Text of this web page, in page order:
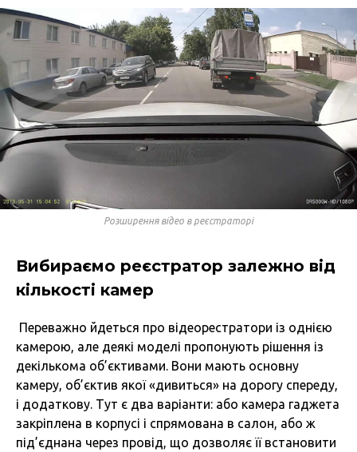
Розширення відео в реєстраторі
Вибираємо реєстратор залежно від
кількості камер
Переважно йдеться про відеорестратори із однією
камерою, але деякі моделі пропонують рішення із
декількома об’єктивами. Вони мають основну
камеру, об’єктив якої «дивиться» на дорогу спереду,
і додаткову. Тут є два варіанти: або камера гаджета
закріплена в корпусі і спрямована в салон, або ж
під’єднана через провід, що дозволяє її встановити